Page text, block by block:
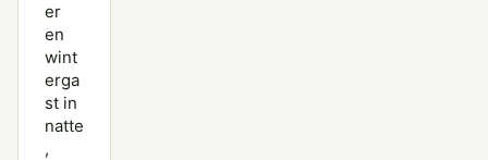
er
en
wint
erga
st in
natte
,